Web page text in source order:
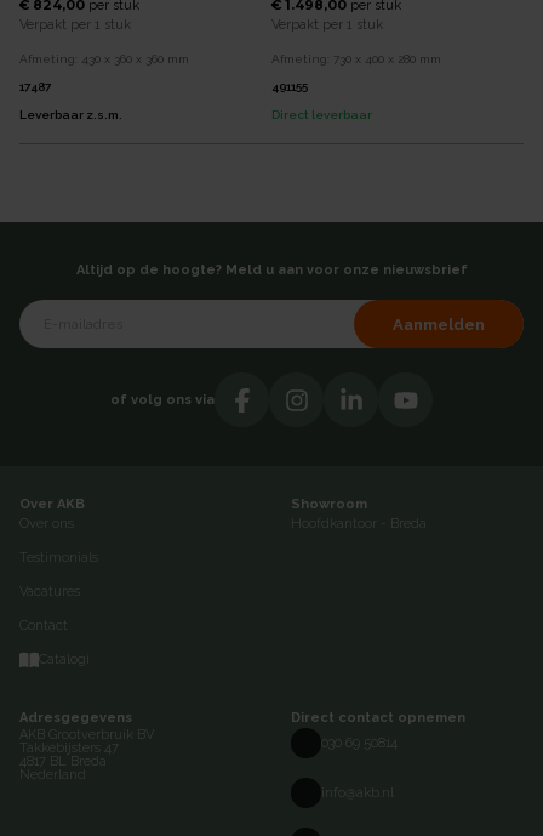
€ 824,00 per stuk
Verpakt per 1 stuk
Afmeting: 430 x 360 x 360 mm
17487
Leverbaar z.s.m.
€ 1.498,00 per stuk
Verpakt per 1 stuk
Afmeting: 730 x 400 x 280 mm
491155
Direct leverbaar
Altijd op de hoogte? Meld u aan voor onze nieuwsbrief
Aanmelden
of volg ons via
Over AKB
Over ons
Testimonials
Vacatures
Contact
Catalogi
Showroom
Hoofdkantoor - Breda
Adresgegevens
AKB Grootverbruik BV
Takkebijsters 47
4817 BL Breda
Nederland
Direct contact opnemen
030 69 50814
info@akb.nl